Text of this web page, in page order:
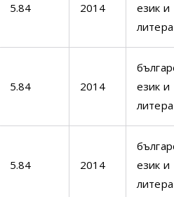
5.84 2014
език и
5.84 2014
език и
5.84 2014
език и